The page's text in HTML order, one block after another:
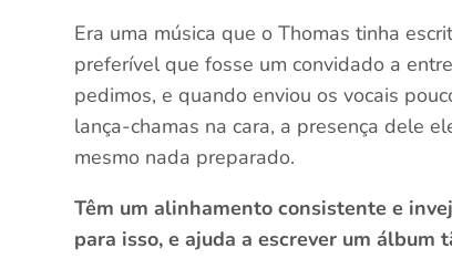
Era uma música que o Thomas tinha
preferível que fosse um convidado a
pedimos, e quando enviou os vocais
lança-chamas na cara, a presença dele
mesmo nada preparado.
Têm um alinhamento consistente e
para isso, e ajuda a escrever um álbum